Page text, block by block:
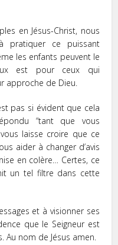
en Jésus-Christ, nous
pratiquer ce puissant
les enfants peuvent le
est pour ceux qui
approche de Dieu.
pas si évident que cela
“tant que vous
laisse croire que ce
aider à changer d’avis
en colère… Certes, ce
un tel filtre dans cette
et à visionner ses
que le Seigneur est
nom de Jésus amen.